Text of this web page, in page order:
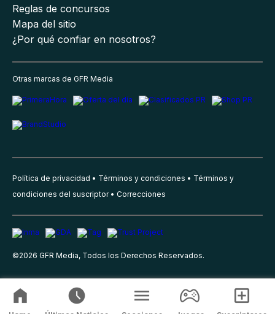
Reglas de concursos
Mapa del sitio
¿Por qué confiar en nosotros?
Otras marcas de GFR Media
Política de privacidad Términos y condiciones
Términos y
condiciones del suscriptor
Correcciones
©2026 GFR Media, Todos los Derechos Reservados.